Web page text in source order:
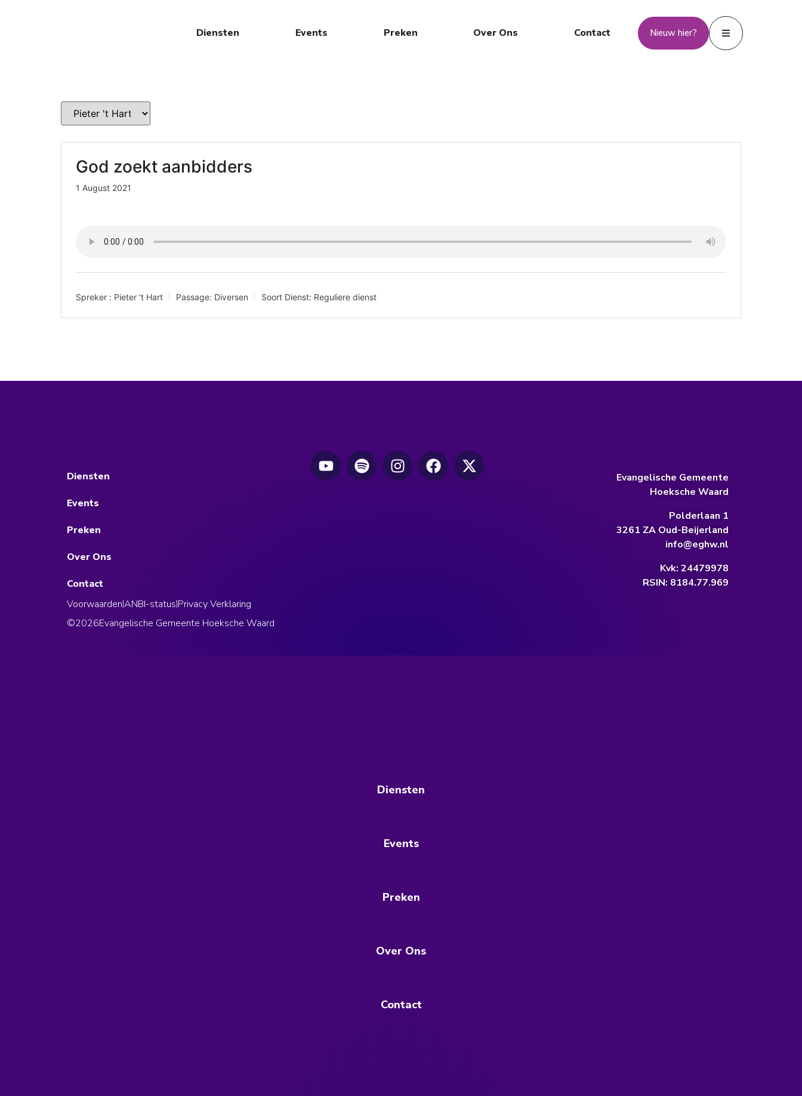
Diensten Events Preken Over Ons Contact Nieuw hier?
God zoekt aanbidders
1 August 2021
Spreker : Pieter 't Hart Passage: Diversen Soort Dienst: Reguliere dienst
Diensten
Events
Preken
Over Ons
Contact
Evangelische Gemeente
Hoeksche Waard
Polderlaan 1
3261 ZA Oud-Beijerland
info@eghw.nl
Kvk: 24479978
RSIN: 8184.77.969
Voorwaarden|ANBI-status|Privacy Verklaring
©2026Evangelische Gemeente Hoeksche Waard
Diensten
Events
Preken
Over Ons
Contact